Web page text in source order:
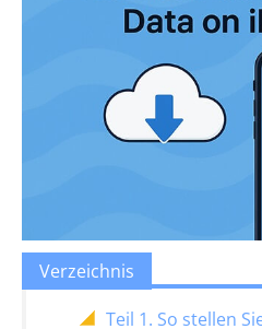
Verzeichnis
Teil 1. So stellen